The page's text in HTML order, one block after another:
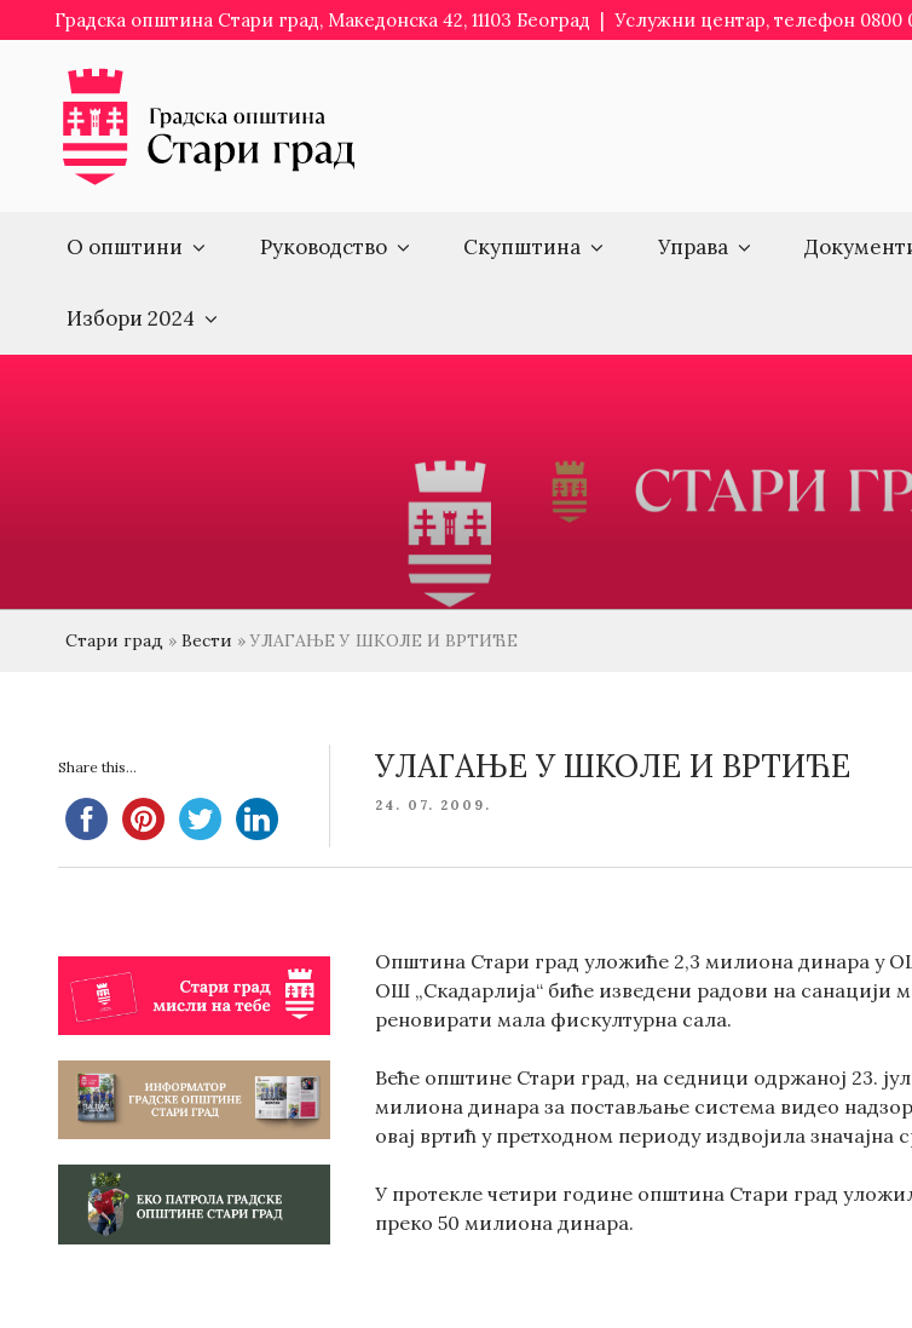
to
content
Градска општина Стари град, Македонска 42, 11103 Београд | Услужни центар, телефон 0800
О општини Руководство Скупштина Управа
Избори 2024
Стари град » Вести »УЛАГАЊЕ У ШКОЛЕ И ВРТИЋЕ
Share this... УЛАГАЊЕ У ШКОЛЕ И ВРТИЋЕ
POSTED
24. 07. 2009.
Општина Стари град уложиће 2,3 милиона динара у
ОШ „Скадарлија“ биће изведени радови на
реновирати мала фискултурна сала.
Веће општине Стари град, на седници одржаној 23.
милиона динара за постављање система видео
овај вртић у претходном периоду издвојила
У протекле четири године општина Стари град
преко 50 милиона динара.